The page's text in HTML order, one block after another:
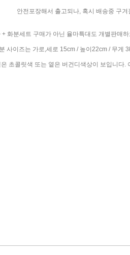
안전포장해서 출고되나, 혹시 배송중 구
화분세트 구매가 아닌 율마특대도 개별판매
사이즈는 가로,세로 15cm / 높이22cm / 무게
초콜릿색 또는 옅은 버건디색상이 보입니다.